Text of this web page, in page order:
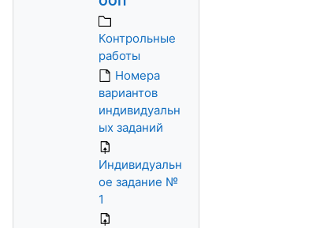
Контрольные
работы
Номера
вариантов
индивидуальн
ых заданий
Индивидуальн
ое задание №
1